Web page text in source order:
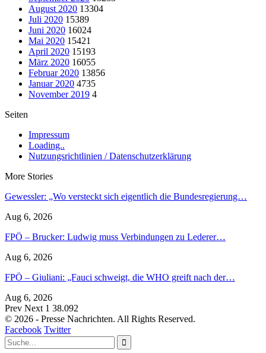
August 2020 13304
Juli 2020 15389
Juni 2020 16024
Mai 2020 15421
April 2020 15193
März 2020 16055
Februar 2020 13856
Januar 2020 4735
November 2019 4
Seiten
Impressum
Loading..
Nutzungsrichtlinien / Datenschutzerklärung
More Stories
Gewessler: „Wo versteckt sich eigentlich die Bundesregierung…
Aug 6, 2026
FPÖ – Brucker: Ludwig muss Verbindungen zu Lederer…
Aug 6, 2026
FPÖ – Giuliani: „Fauci schweigt, die WHO greift nach der…
Aug 6, 2026
Prev Next 1 38.092
© 2026 - Presse Nachrichten. All Rights Reserved.
Facebook Twitter